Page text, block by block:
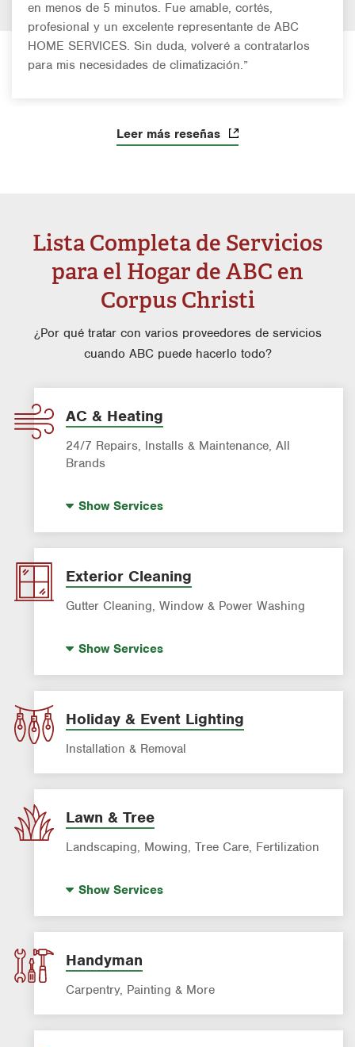
en menos de 5 minutos. Fue amable, cortés,
profesional y un excelente representante de ABC
HOME SERVICES. Sin duda, volveré a contratarlos
para mis necesidades de climatización.”
Leer más reseñas
Lista Completa de Servicios
para el Hogar de ABC en
Corpus Christi
¿Por qué tratar con varios proveedores de servicios
cuando ABC puede hacerlo todo?
AC & Heating
24/7 Repairs, Installs & Maintenance, All
Brands
AC & Heating System Installation
Filter Delivery
Indoor Air Quality (IAQ)
ShowServices
Exterior Cleaning
Gutter Cleaning, Window & Power Washing
Window Cleaning
ShowServices
Holiday & Event Lighting
Installation & Removal
Lawn & Tree
Landscaping, Mowing, Tree Care, Fertilization
Lawn Cleanup
Lawn Fertilization
Palm Tree Care
Tree Trimming & Tree Service
ShowServices
Handyman
Carpentry, Painting & More